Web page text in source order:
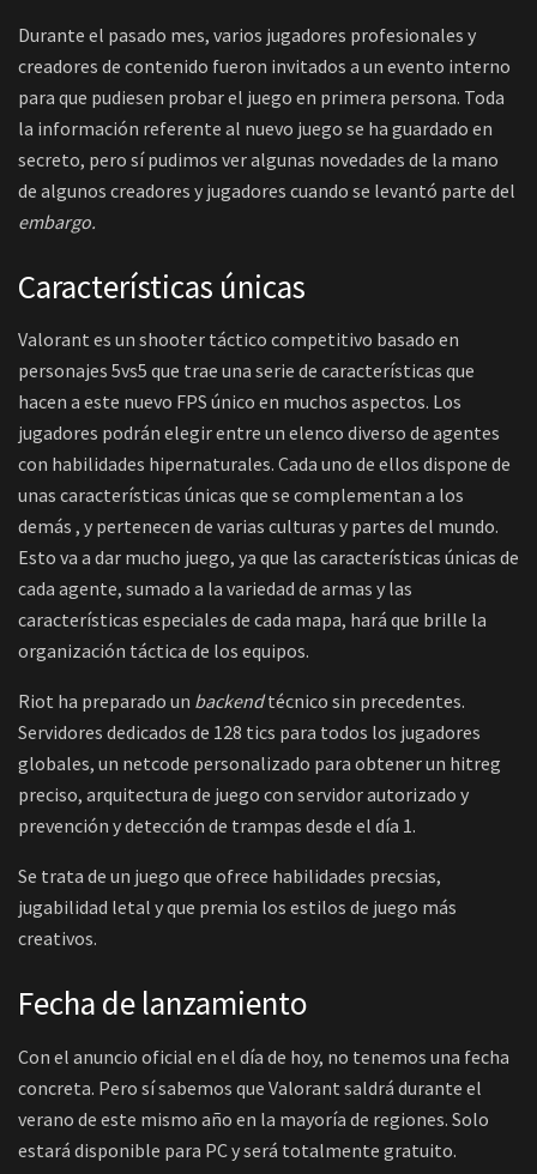
Durante el pasado mes, varios jugadores profesionales y
creadores de contenido fueron invitados a un evento interno
para que pudiesen probar el juego en primera persona. Toda
la información referente al nuevo juego se ha guardado en
secreto, pero sí pudimos ver algunas novedades de la mano
de algunos creadores y jugadores cuando se levantó parte del
embargo.
Características únicas
Valorant es un shooter táctico competitivo basado en
personajes 5vs5 que trae una serie de características que
hacen a este nuevo FPS único en muchos aspectos. Los
jugadores podrán elegir entre un elenco diverso de agentes
con habilidades hipernaturales. Cada uno de ellos dispone de
unas características únicas que se complementan a los
demás , y pertenecen de varias culturas y partes del mundo.
Esto va a dar mucho juego, ya que las características únicas de
cada agente, sumado a la variedad de armas y las
características especiales de cada mapa, hará que brille la
organización táctica de los equipos.
Riot ha preparado un backendtécnico sin precedentes.
Servidores dedicados de 128 tics para todos los jugadores
globales, un netcode personalizado para obtener un hitreg
preciso, arquitectura de juego con servidor autorizado y
prevención y detección de trampas desde el día 1.
Se trata de un juego que ofrece habilidades precsias,
jugabilidad letal y que premia los estilos de juego más
creativos.
Fecha de lanzamiento
Con el anuncio oficial en el día de hoy, no tenemos una fecha
concreta. Pero sí sabemos que Valorant saldrá durante el
verano de este mismo año en la mayoría de regiones. Solo
estará disponible para PC y será totalmente gratuito.